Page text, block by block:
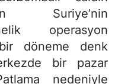
Suriye’nin
operasyon
bir döneme denk
bir pazar
nedeniyle